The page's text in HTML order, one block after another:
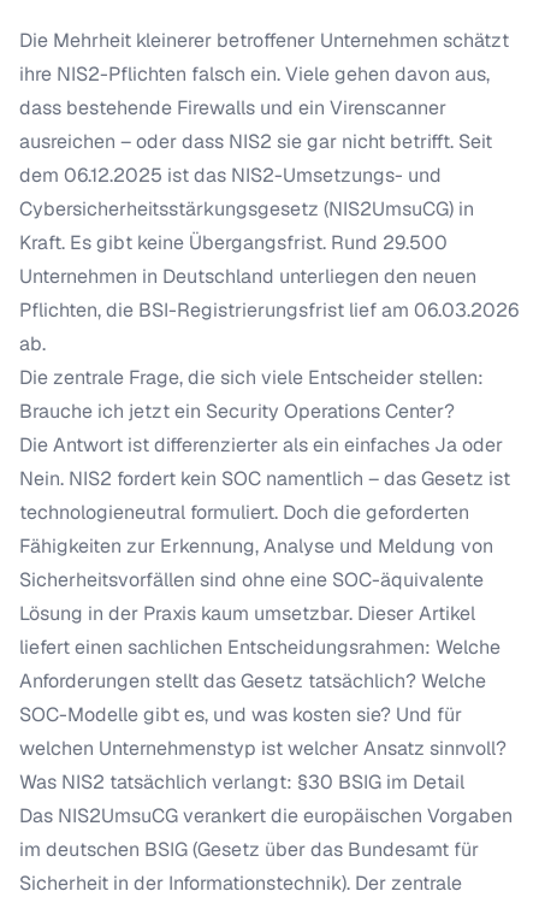
Die Mehrheit kleinerer betroffener Unternehmen schätzt
ihre NIS2-Pflichten falsch ein. Viele gehen davon aus,
dass bestehende Firewalls und ein Virenscanner
ausreichen – oder dass NIS2 sie gar nicht betrifft. Seit
dem 06.12.2025 ist das NIS2-Umsetzungs- und
Cybersicherheitsstärkungsgesetz (NIS2UmsuCG) in
Kraft. Es gibt keine Übergangsfrist. Rund 29.500
Unternehmen in Deutschland unterliegen den neuen
Pflichten, die BSI-Registrierungsfrist lief am 06.03.2026
ab.
Die zentrale Frage, die sich viele Entscheider stellen:
Brauche ich jetzt ein Security Operations Center?
Die Antwort ist differenzierter als ein einfaches Ja oder
Nein. NIS2 fordert kein SOC namentlich – das Gesetz ist
technologieneutral formuliert. Doch die geforderten
Fähigkeiten zur Erkennung, Analyse und Meldung von
Sicherheitsvorfällen sind ohne eine SOC-äquivalente
Lösung in der Praxis kaum umsetzbar. Dieser Artikel
liefert einen sachlichen Entscheidungsrahmen: Welche
Anforderungen stellt das Gesetz tatsächlich? Welche
SOC-Modelle gibt es, und was kosten sie? Und für
welchen Unternehmenstyp ist welcher Ansatz sinnvoll?
Was NIS2 tatsächlich verlangt: §30 BSIG im Detail
Das NIS2UmsuCG verankert die europäischen Vorgaben
im deutschen BSIG (Gesetz über das Bundesamt für
Sicherheit in der Informationstechnik). Der zentrale